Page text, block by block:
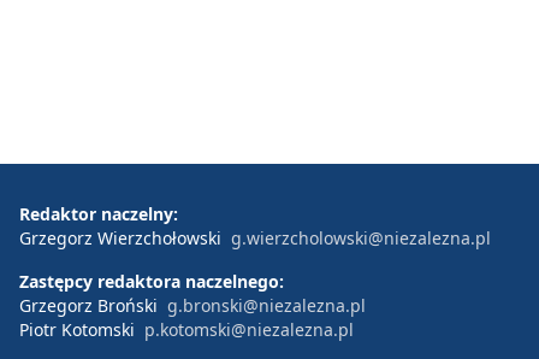
Redaktor naczelny:
Grzegorz Wierzchołowski g.wierzcholowski@niezalezna.pl
Zastępcy redaktora naczelnego:
Grzegorz Broński g.bronski@niezalezna.pl
Piotr Kotomski p.kotomski@niezalezna.pl